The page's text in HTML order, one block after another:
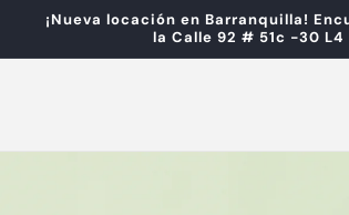
¡Nueva locación en Barranquilla!
la Calle 92 # 51c -30 L4